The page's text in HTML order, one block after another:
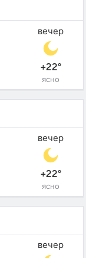
вечер
+22°
ясно
вечер
+22°
ясно
вечер